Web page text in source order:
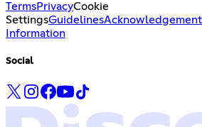
TermsPrivacyCookie
SettingsGuidelines
Information
Social